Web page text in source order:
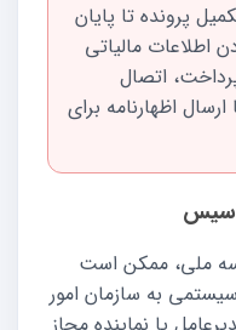
پرونده تا پایان
اطلاعات مالیاتی
اتصال
اظهارنامه برای
ملی، ممکن است
به سازمان امور